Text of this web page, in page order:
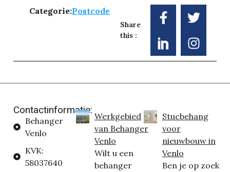
Categorie:Postcode
Share
this :
Contactinformatie:
Behanger
Venlo
KVK:
58037640
Werkgebied
van Behanger
Venlo
Wilt u een
behanger
Stucbehang
voor
nieuwbouw in
Venlo
Ben je op zoek